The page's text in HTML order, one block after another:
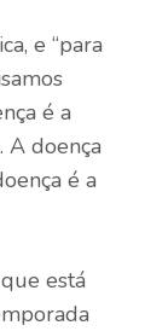
e “para
é a
A doença
é a
está